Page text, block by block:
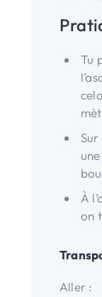
Tu
À
on
Aller :